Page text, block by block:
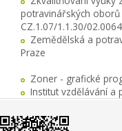
potravinářských oborů
CZ.1.07/1.1.30/02.0064
Zemědělská a
Praze
Zoner - grafické
Institut vzdělávání a